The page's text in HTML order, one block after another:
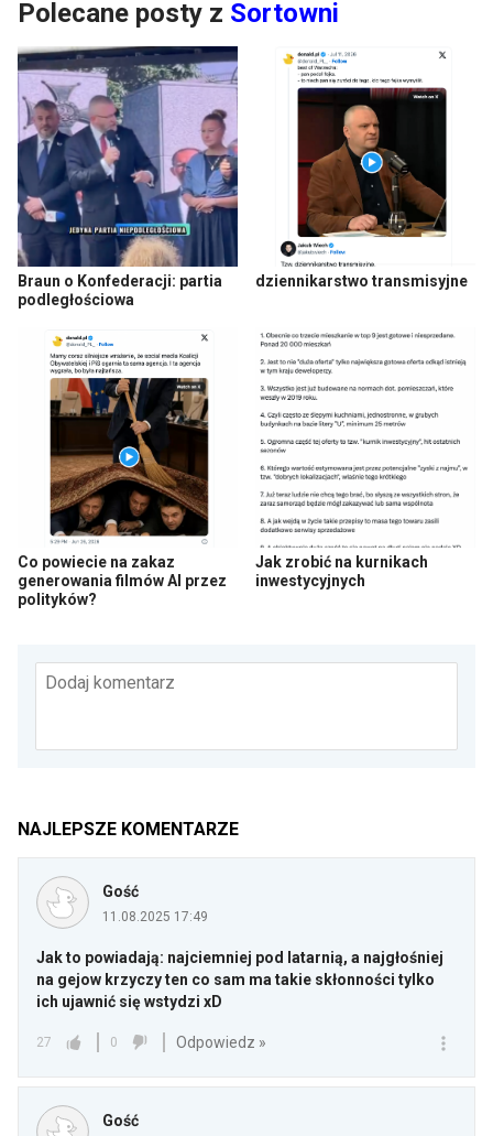
Polecane posty z Sortowni
Braun o Konfederacji: partia
podległościowa
dziennikarstwo transmisyjne
Co powiecie na zakaz
generowania filmów AI przez
polityków?
Jak zrobić na kurnikach
inwestycyjnych
Dodaj komentarz
NAJLEPSZE KOMENTARZE
Gość
11.08.2025 17:49
Jak to powiadają: najciemniej pod latarnią, a najgłośniej
na gejow krzyczy ten co sam ma takie skłonności tylko
ich ujawnić się wstydzi xD
27 0 Odpowiedz »
Gość